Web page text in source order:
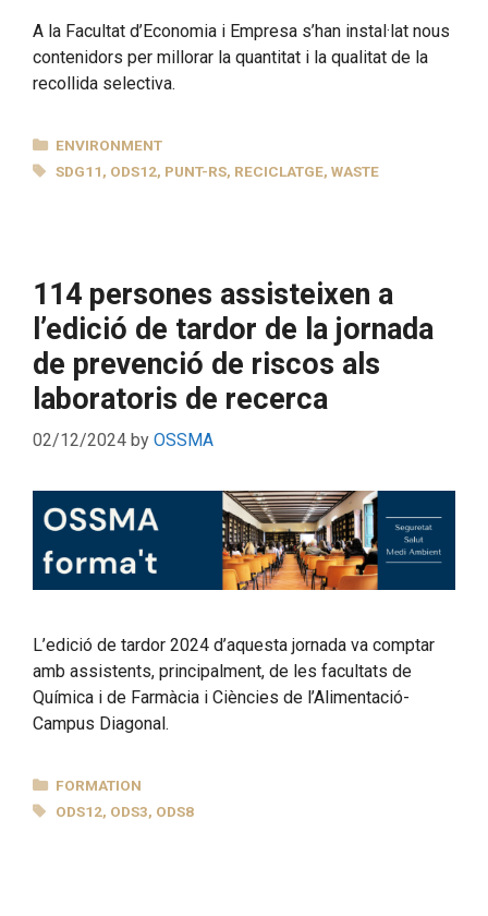
A la Facultat d’Economia i Empresa s’han instal·lat nous
contenidors per millorar la quantitat i la qualitat de la
recollida selectiva.
CATEGORIES
ENVIRONMENT
TAGS
SDG11, ODS12, PUNT-RS, RECICLATGE,WASTE
114 persones assisteixen a
l’edició de tardor de la jornada
de prevenció de riscos als
laboratoris de recerca
02/12/2024 by OSSMA
L’edició de tardor 2024 d’aquesta jornada va comptar
amb assistents, principalment, de les facultats de
Química i de Farmàcia i Ciències de l’Alimentació-
Campus Diagonal.
CATEGORIES
FORMATION
TAGS
ODS12, ODS3, ODS8